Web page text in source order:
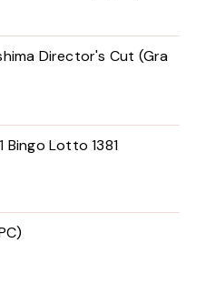
Director's Cut (Gra
Bingo Lotto 1381